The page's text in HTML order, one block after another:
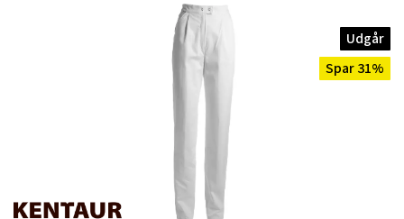
Udgår
Spar 31%